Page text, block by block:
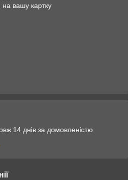
на вашу картку
14 днів за домовленістю